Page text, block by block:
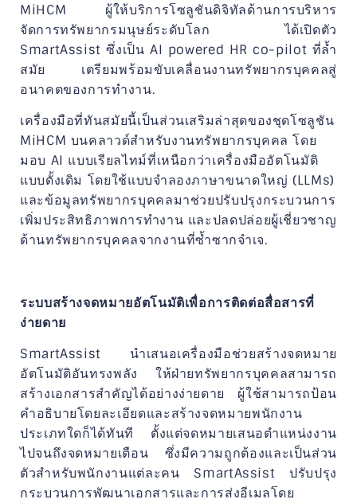
MiHCM ผู้ให้บริการโซลูชันดิจิทัลด้านการบริหาร
จัดการทรัพยากรมนุษย์ระดับโลก ได้เปิดตัว
SmartAssist ซึ่งเป็น AI powered HR co-pilot ที่ล้ำ
สมัย เตรียมพร้อมขับเคลื่อนงานทรัพยากรบุคคลสู่
อนาคตของการทำงาน.
เครื่องมือที่ทันสมัยนี้เป็นส่วนเสริมล่าสุดของชุดโซลูชัน
MiHCM บนคลาวด์สำหรับงานทรัพยากรบุคคล โดย
มอบ AI แบบเรียลไทม์ที่เหนือกว่าเครื่องมืออัตโนมัติ
แบบดั้งเดิม โดยใช้แบบจำลองภาษาขนาดใหญ่ (LLMs)
และข้อมูลทรัพยากรบุคคลมาช่วยปรับปรุงกระบวนการ
เพิ่มประสิทธิภาพการทำงาน และปลดปล่อยผู้เชี่ยวชาญ
ด้านทรัพยากรบุคคลจากงานที่ซ้ำซากจำเจ.
ระบบสร้างจดหมายอัตโนมัติเพื่อการติดต่อสื่อสารที่
ง่ายดาย
SmartAssist นำเสนอเครื่องมือช่วยสร้างจดหมาย
อัตโนมัติอันทรงพลัง ให้ฝ่ายทรัพยากรบุคคลสามารถ
สร้างเอกสารสำคัญได้อย่างง่ายดาย ผู้ใช้สามารถป้อน
คำอธิบายโดยละเอียดและสร้างจดหมายพนักงาน
ประเภทใดก็ได้ทันที ตั้งแต่จดหมายเสนอตำแหน่งงาน
ไปจนถึงจดหมายเตือน ซึ่งมีความถูกต้องและเป็นส่วน
ตัวสำหรับพนักงานแต่ละคน SmartAssist ปรับปรุง
กระบวนการพัฒนาเอกสารและการส่งอีเมลโดย